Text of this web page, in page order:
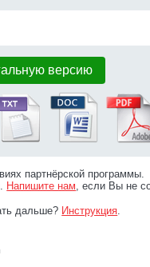
версию
партнёрской программы.
Напишите нам, если Вы не
дальше? Инструкция.